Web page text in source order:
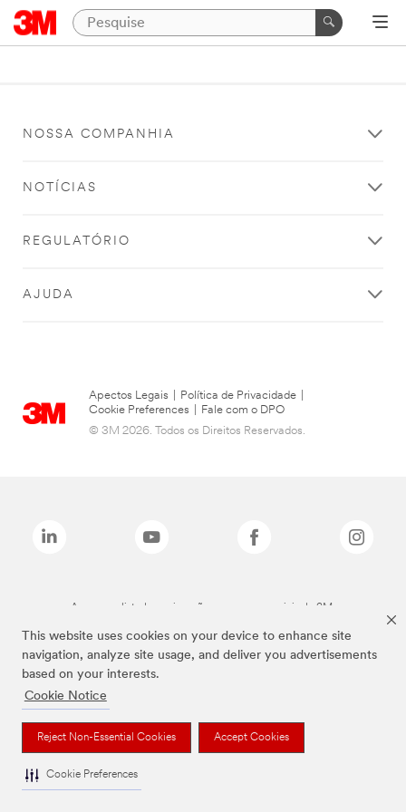
This website uses cookies on your device to enhance site
navigation, analyze site usage, and deliver you advertisements
based on your interests.
Cookie Notice
Reject Non-Essential Cookies Accept Cookies
Cookie Preferences
NOSSA COMPANHIA
NOTÍCIAS
REGULATÓRIO
AJUDA
Apectos Legais Política de Privacidade
Cookie Preferences
Fale com o DPO
© 3M 2026. Todos os Direitos Reservados.
As marcas listadas a cima são marcas comerciais da 3M.